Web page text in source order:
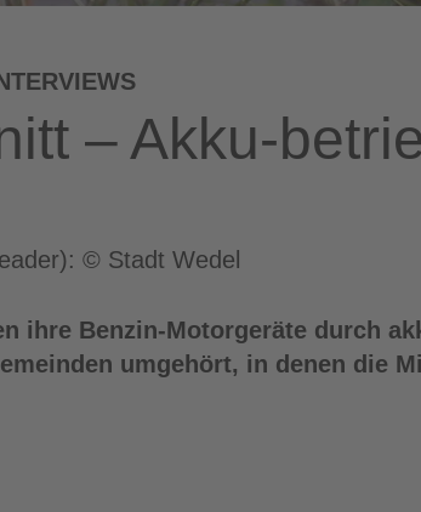
– Akku-
© Stadt Wedel
ihre Benzin-Motorgeräte durch
umgehört, in denen die